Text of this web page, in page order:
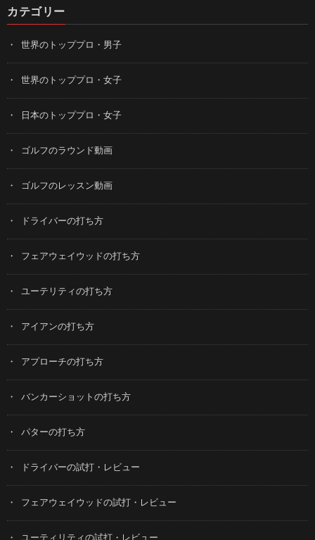
カテゴリー
世界のトッププロ・男子
世界のトッププロ・女子
日本のトッププロ・女子
ゴルフのラウンド動画
ゴルフのレッスン動画
ドライバーの打ち方
フェアウェイウッドの打ち方
ユーテリティの打ち方
アイアンの打ち方
アプローチの打ち方
バンカーショットの打ち方
パターの打ち方
ドライバーの試打・レビュー
フェアウェイウッドの試打・レビュー
ユーティリティの試打・レビュー